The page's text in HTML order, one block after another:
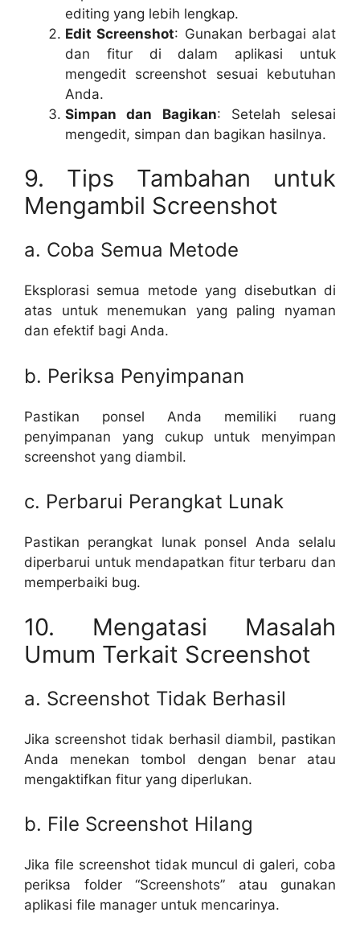
editing yang lebih lengkap.
Edit Screenshot: Gunakan berbagai alat
dan fitur di dalam aplikasi untuk
mengedit screenshot sesuai kebutuhan
Anda.
Simpan dan Bagikan: Setelah selesai
mengedit, simpan dan bagikan hasilnya.
9. Tips Tambahan untuk
Mengambil Screenshot
a. Coba Semua Metode
Eksplorasi semua metode yang disebutkan di
atas untuk menemukan yang paling nyaman
dan efektif bagi Anda.
b. Periksa Penyimpanan
Pastikan ponsel Anda memiliki ruang
penyimpanan yang cukup untuk menyimpan
screenshot yang diambil.
c. Perbarui Perangkat Lunak
Pastikan perangkat lunak ponsel Anda selalu
diperbarui untuk mendapatkan fitur terbaru dan
memperbaiki bug.
10. Mengatasi Masalah
Umum Terkait Screenshot
a. Screenshot Tidak Berhasil
Jika screenshot tidak berhasil diambil, pastikan
Anda menekan tombol dengan benar atau
mengaktifkan fitur yang diperlukan.
b. File Screenshot Hilang
Jika file screenshot tidak muncul di galeri, coba
periksa folder “Screenshots” atau gunakan
aplikasi file manager untuk mencarinya.